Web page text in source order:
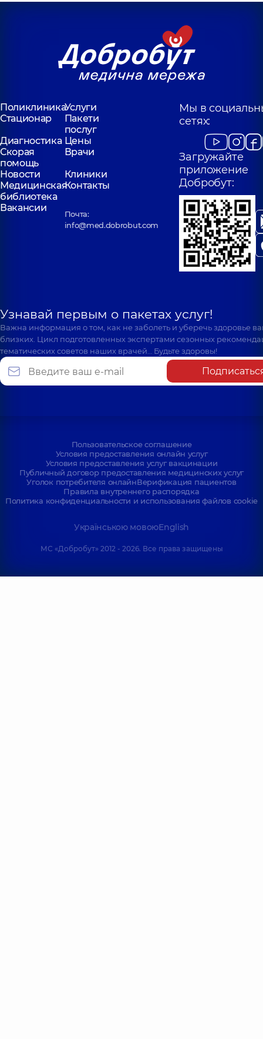
диагностики,
опыта
Рекута Алина
Гинеколог-
онколог,
опыта
Алина
гинеколог; Врач
ультразвуковой
опыта
ПоликлиникаУслуги
Стационар
Пакети
послуг
Диагностика Цены
Скорая
помощь
Врачи
Новости
Клиники
Медицинская
библиотека
Контакты
Вакансии
Почта:
info@med.dobrobut.com
Мы в
сетях:
Загружайте
приложение
Добробут:
Узнавай первым о пакетах услуг!
Важна информация о том, как не заболеть и уберечь здоровье
близких. Цикл подготовленных экспертами сезонных
тематических советов наших врачей… Будьте здоровы!
Пользовательское соглашение
Условия предоставления онлайн услуг
Условия предоставления услуг вакцинации
Публичный договор предоставления медицинских услуг
Уголок потребителя онлайнВерификация пациентов
Правила внутреннего распорядка
Политика конфиденциальности и использования файлов cookie
Українською мовоюEnglish
МС «Добробут» 2012 - 2026. Все права защищены